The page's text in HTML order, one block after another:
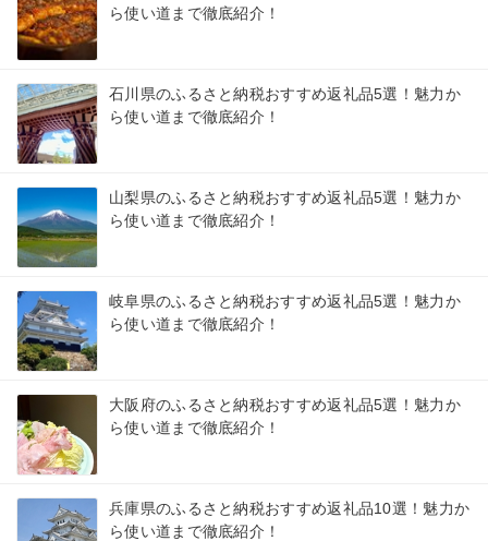
ら使い道まで徹底紹介！
石川県のふるさと納税おすすめ返礼品5選！魅力か
ら使い道まで徹底紹介！
山梨県のふるさと納税おすすめ返礼品5選！魅力か
ら使い道まで徹底紹介！
岐阜県のふるさと納税おすすめ返礼品5選！魅力か
ら使い道まで徹底紹介！
大阪府のふるさと納税おすすめ返礼品5選！魅力か
ら使い道まで徹底紹介！
兵庫県のふるさと納税おすすめ返礼品10選！魅力か
ら使い道まで徹底紹介！